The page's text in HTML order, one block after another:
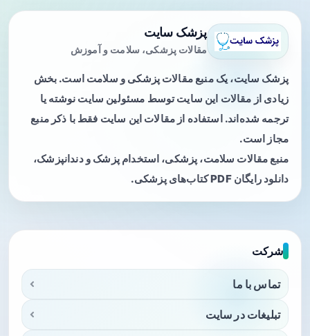
پزشک سایت
مقالات پزشکی، سلامت و آموزش
پزشک سایت، یک منبع مقالات پزشکی و سلامت است. بخش
زیادی از مقالات این سایت توسط مسئولین سایت نوشته یا
ترجمه شده‌اند. استفاده از مقالات این سایت فقط با ذکر منبع
مجاز است.
منبع مقالات سلامت، پزشکی، استخدام پزشک و دندانپزشک،
دانلود رایگان PDF کتاب‌های پزشکی.
شرکت
تماس با ما
تبلیغات در سایت